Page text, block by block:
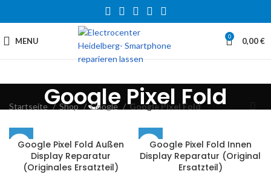
MENU 0 0,00€
Google Pixel Fold
Startseite Shop Google Google Pixel Fold
Google Pixel Fold Außen
Display Reparatur
(Originales Ersatzteil)
Google Pixel Fold Innen
Display Reparatur (Original
Ersatzteil)